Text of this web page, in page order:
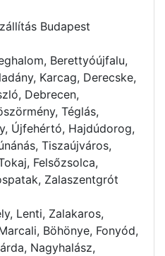
Budapest
Berettyóújfalu,
Karcag, Derecske,
Debrecen,
Téglás,
Újfehértó, Hajdúdorog,
Tiszaújváros,
Felsőzsolca,
Zalaszentgrót
Lenti, Zalakaros,
Böhönye, Fonyód,
Nagyhalász,